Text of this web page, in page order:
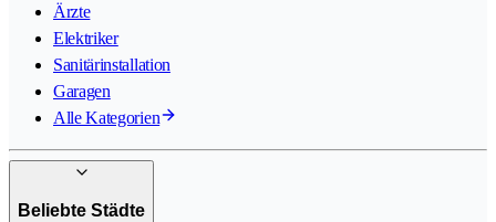
Ärzte
Elektriker
Sanitärinstallation
Garagen
Alle Kategorien
Beliebte Städte